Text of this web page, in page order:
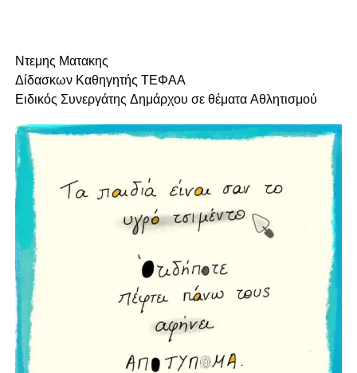
Ντεμης Ματακης
Δίδασκων Καθηγητής ΤΕΦΑΑ
Ειδικός Συνεργάτης Δημάρχου σε θέματα Αθλητισμού